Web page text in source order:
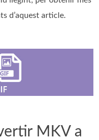
d’aquest article.
MKV a